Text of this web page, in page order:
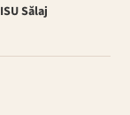
Sălaj